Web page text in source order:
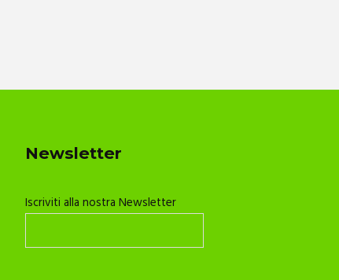
Newsletter
Iscriviti alla nostra Newsletter